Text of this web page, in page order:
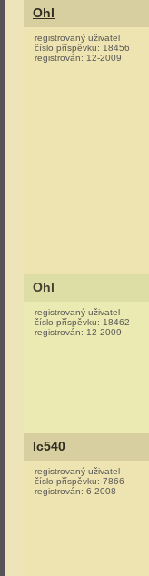
Ohl
registrovaný uživatel
číslo příspěvku: 18456
registrován: 12-2009
Ohl
registrovaný uživatel
číslo příspěvku: 18462
registrován: 12-2009
Ic540
registrovaný uživatel
číslo příspěvku: 7866
registrován: 6-2008